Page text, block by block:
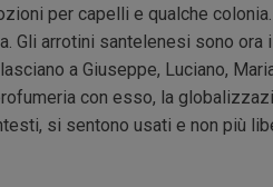
per capelli e qualche
Gli arrotini santelenesi sono
a Giuseppe, Luciano,
con esso, la
si sentono usati e non più